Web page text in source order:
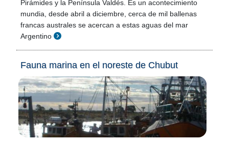
Pirámides y la Península Valdés. Es un acontecimiento
mundia, desde abril a diciembre, cerca de mil ballenas
francas australes se acercan a estas aguas del mar
Argentino
Fauna marina en el noreste de Chubut